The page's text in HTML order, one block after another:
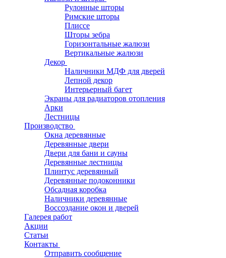
Рулонные шторы
Римские шторы
Плиссе
Шторы зебра
Горизонтальные жалюзи
Вертикальные жалюзи
Декор
Наличники МДФ для дверей
Лепной декор
Интерьерный багет
Экраны для радиаторов отопления
Арки
Лестницы
Производство
Окна деревянные
Деревянные двери
Двери для бани и сауны
Деревянные лестницы
Плинтус деревянный
Деревянные подоконники
Обсадная коробка
Наличники деревянные
Воссоздание окон и дверей
Галерея работ
Акции
Статьи
Контакты
Отправить сообщение